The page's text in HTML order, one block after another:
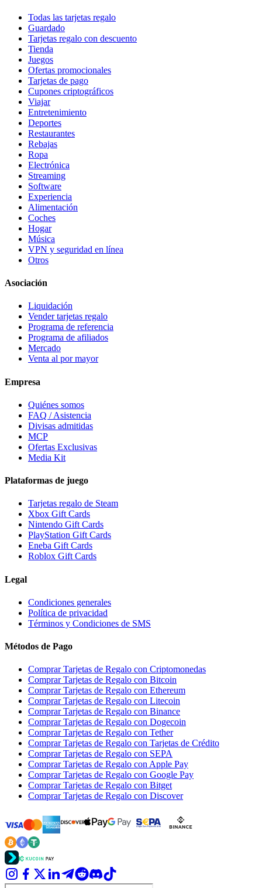
Todas las tarjetas regalo
Guardado
Tarjetas regalo con descuento
Tienda
Juegos
Ofertas promocionales
Tarjetas de pago
Cupones criptográficos
Viajar
Entretenimiento
Deportes
Restaurantes
Rebajas
Ropa
Electrónica
Streaming
Software
Experiencia
Alimentación
Coches
Hogar
Música
VPN y seguridad en línea
Otros
Asociación
Liquidación
Vender tarjetas regalo
Programa de referencia
Programa de afiliados
Mercado
Venta al por mayor
Empresa
Quiénes somos
FAQ / Asistencia
Divisas admitidas
MCP
Ofertas Exclusivas
Media Kit
Plataformas de juego
Tarjetas regalo de Steam
Xbox Gift Cards
Nintendo Gift Cards
PlayStation Gift Cards
Eneba Gift Cards
Roblox Gift Cards
Legal
Condiciones generales
Política de privacidad
Términos y Condiciones de SMS
Métodos de Pago
Comprar Tarjetas de Regalo con Criptomonedas
Comprar Tarjetas de Regalo con Bitcoin
Comprar Tarjetas de Regalo con Ethereum
Comprar Tarjetas de Regalo con Litecoin
Comprar Tarjetas de Regalo con Binance
Comprar Tarjetas de Regalo con Dogecoin
Comprar Tarjetas de Regalo con Tether
Comprar Tarjetas de Regalo con Tarjetas de Crédito
Comprar Tarjetas de Regalo con SEPA
Comprar Tarjetas de Regalo con Apple Pay
Comprar Tarjetas de Regalo con Google Pay
Comprar Tarjetas de Regalo con Bitget
Comprar Tarjetas de Regalo con Discover